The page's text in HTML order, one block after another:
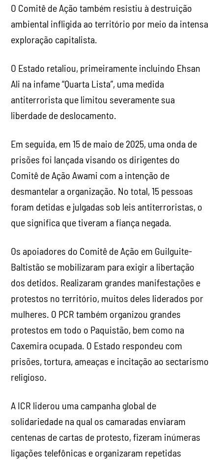
O Comitê de Ação também resistiu à destruição
ambiental infligida ao território por meio da intensa
exploração capitalista.
O Estado retaliou, primeiramente incluindo Ehsan
Ali na infame “Quarta Lista”, uma medida
antiterrorista que limitou severamente sua
liberdade de deslocamento.
Em seguida, em 15 de maio de 2025, uma onda de
prisões foi lançada visando os dirigentes do
Comitê de Ação Awami com a intenção de
desmantelar a organização. No total, 15 pessoas
foram detidas e julgadas sob leis antiterroristas, o
que significa que tiveram a fiança negada.
Os apoiadores do Comitê de Ação em Guilguite-
Baltistão se mobilizaram para exigir a libertação
dos detidos. Realizaram grandes manifestações e
protestos no território, muitos deles liderados por
mulheres. O PCR também organizou grandes
protestos em todo o Paquistão, bem como na
Caxemira ocupada. O Estado respondeu com
prisões, tortura, ameaças e incitação ao sectarismo
religioso.
A ICR liderou uma campanha global de
solidariedade na qual os camaradas enviaram
centenas de cartas de protesto, fizeram inúmeras
ligações telefônicas e organizaram repetidas